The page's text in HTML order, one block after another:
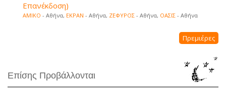
Επανέκδοση)
ΑΜΙΚΟ - Αθήνα, ΕΚΡΑΝ - Αθήνα, ΖΕΦΥΡΟΣ - Αθήνα, ΟΑΣΙΣ - Αθήνα
Πρεμιέρες
Επίσης Προβάλλονται